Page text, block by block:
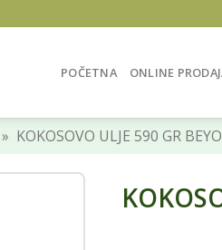
POČETNA ONLINE
» KOKOSOVO ULJE 590 GR